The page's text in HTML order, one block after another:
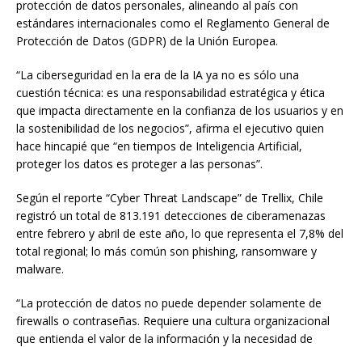
protección de datos personales, alineando al país con
estándares internacionales como el Reglamento General de
Protección de Datos (GDPR) de la Unión Europea.
“La ciberseguridad en la era de la IA ya no es sólo una
cuestión técnica: es una responsabilidad estratégica y ética
que impacta directamente en la confianza de los usuarios y en
la sostenibilidad de los negocios”, afirma el ejecutivo quien
hace hincapié que “en tiempos de Inteligencia Artificial,
proteger los datos es proteger a las personas”.
Según el reporte “Cyber Threat Landscape” de Trellix, Chile
registró un total de 813.191 detecciones de ciberamenazas
entre febrero y abril de este año, lo que representa el 7,8% del
total regional; lo más común son phishing, ransomware y
malware.
“La protección de datos no puede depender solamente de
firewalls o contraseñas. Requiere una cultura organizacional
que entienda el valor de la información y la necesidad de